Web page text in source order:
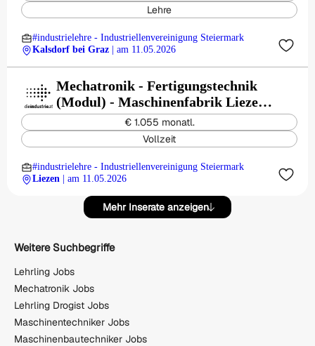
Lehre
#industrielehre - Industriellenvereinigung Steiermark
Kalsdorf bei Graz
| am 11.05.2026
Mechatronik - Fertigungstechnik
(Modul) - Maschinenfabrik Liezen
und Gießerei GesmbH
€ 1.055 monatl.
Vollzeit
#industrielehre - Industriellenvereinigung Steiermark
Liezen
| am 11.05.2026
Mehr Inserate anzeigen
Weitere Suchbegriffe
Lehrling Jobs
Mechatronik Jobs
Lehrling Drogist Jobs
Maschinentechniker Jobs
Maschinenbautechniker Jobs